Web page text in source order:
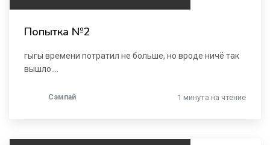
Попытка №2
гыгы времени потратил не больше, но вроде ничё так
вышло....
Сэмпай 1 минута на чтение